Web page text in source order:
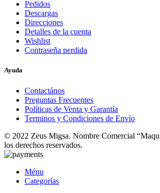
Pedidos
Descargas
Direcciones
Detalles de la cuenta
Wishlist
Contraseña perdida
Ayuda
Contactános
Preguntas Frecuentes
Políticas de Venta y Garantía
Terminos y Condiciones de Envío
© 2022 Zeus Migsa. Nombre Comercial
los derechos reservados.
Ménu
Categorías